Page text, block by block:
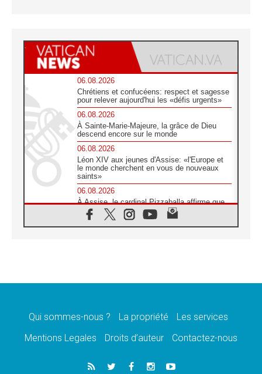
06.08.2026
Chrétiens et confucéens: respect et sagesse
pour relever aujourd'hui les «défis urgents»
06.08.2026
À Sainte-Marie-Majeure, la grâce de Dieu
descend encore sur le monde
06.08.2026
Léon XIV aux jeunes d'Assise: «l'Europe et
le monde cherchent en vous de nouveaux
saints»
06.08.2026
À Assise, le cardinal Pizzaballa affirme que
«les chrétiens veulent la paix»
06.08.2026
message de paix et de dignité humaine»
«La visite du Pape en Uruguay renforcera
05.08.2026
Le nonce en Ukraine: «Il est inquiétant
Qui sommes-nous ? La propriété
Les services
Mentions Legales
Droits d’auteur Contactez-nous